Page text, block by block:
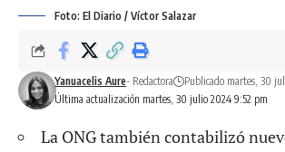
Foto: El Diario / Víctor Salazar
Última actualización martes, 30 julio 2024 9:52 pm
Yanuacelis Aure- Redactora Publicado martes, 30
La ONG también contabilizó